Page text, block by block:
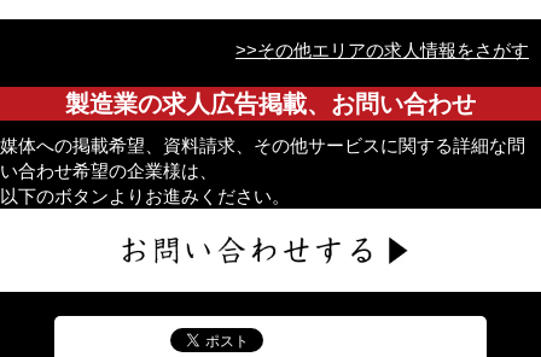
>>その他エリアの求人情報をさがす
製造業の求人広告掲載、お問い合わせ
媒体への掲載希望、資料請求、その他サービスに関する詳細な問
い合わせ希望の企業様は、
以下のボタンよりお進みください。